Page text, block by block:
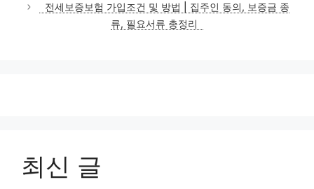
전세보증보험 가입조건 및 방법 | 집주인 동의, 보증금 종
류, 필요서류 총정리
최신 글